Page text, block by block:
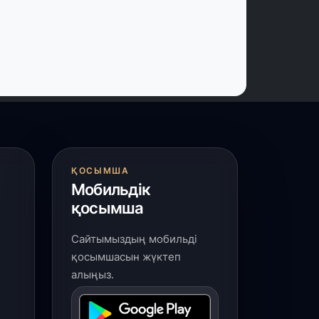
ауданында 400-ге жуық бала
спортпен айналысып жүр»
облысында 25 медициналық
салынып жатыр
ҚОСЫМША
Мобильдік
қосымша
Сайтымыздың мобильді
қосымшасын жүктеп
алыңыз.